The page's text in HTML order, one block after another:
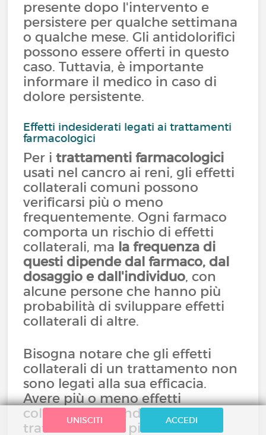
presente dopo l'intervento e
persistere per qualche settimana
o qualche mese. Gli antidolorifici
possono essere offerti in questo
caso. Tuttavia, è importante
informare il medico in caso di
dolore persistente.
Effetti indesiderati legati ai trattamenti
farmacologici
Per itrattamenti farmacologici
usati nel cancro ai reni, gli effetti
collaterali comuni possono
verificarsi più o meno
frequentemente. Ogni farmaco
comporta un rischio di effetti
collaterali, ma la frequenza di
questi dipende dal farmaco, dal
dosaggio e dall'individuo, con
alcune persone che hanno più
probabilità di sviluppare effetti
collaterali di altre.
Bisogna notare che gli effetti
collaterali di un trattamento non
sono legati alla sua efficacia.
Avere più o meno effetti
collaterali non indica che il
trattamento sia più o meno
UNISCITI ACCEDI